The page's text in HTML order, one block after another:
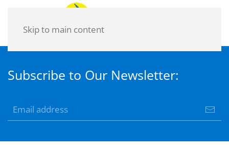
Skip to main content
Subscribe to Our Newsletter: